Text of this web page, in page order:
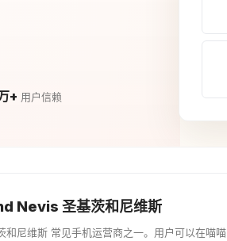
+ 用户信赖
Nevis 圣基茨和尼维斯
尼维斯 常见手机运营商之一。用户可以在喵喵